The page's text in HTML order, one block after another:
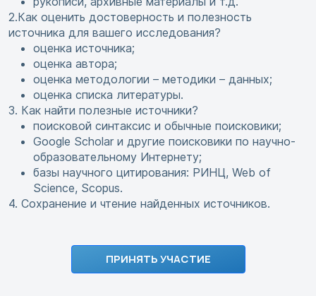
2.Как оценить достоверность и полезность
источника для вашего исследования?
оценка источника;
оценка автора;
оценка методологии – методики – данных;
оценка списка литературы.
3. Как найти полезные источники?
поисковой синтаксис и обычные поисковики;
Google Scholar и другие поисковики по научно-
образовательному Интернету;
базы научного цитирования: РИНЦ, Web of
Science, Scopus.
4. Сохранение и чтение найденных источников.
ПРИНЯТЬ УЧАСТИЕ